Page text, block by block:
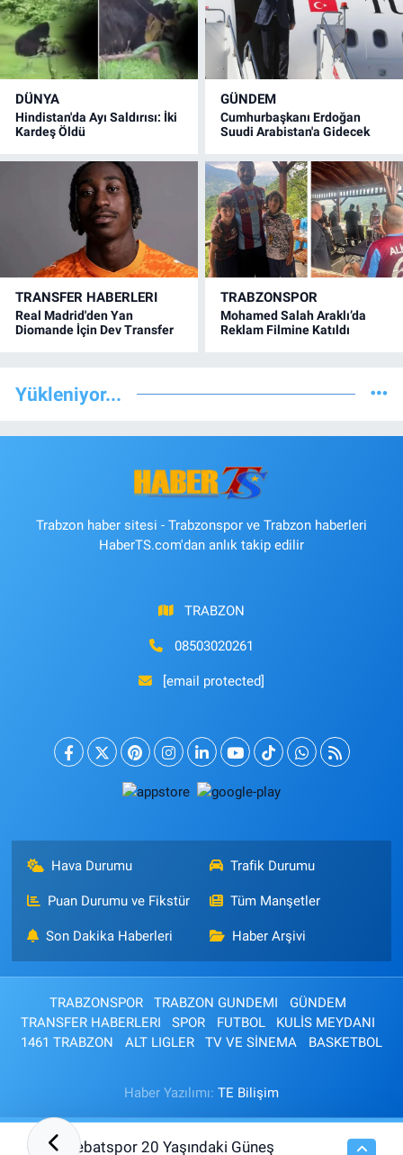
DÜNYA
Hindistan'da Ayı Saldırısı: İki
Kardeş Öldü
GÜNDEM
Cumhurbaşkanı Erdoğan
Suudi Arabistan'a Gidecek
TRANSFER HABERLERI
Real Madrid'den Yan
Diomande İçin Dev Transfer
TRABZONSPOR
Mohamed Salah Araklı’da
Reklam Filmine Katıldı
Yükleniyor...
Trabzon haber sitesi - Trabzonspor ve Trabzon haberleri
HaberTS.com'dan anlık takip edilir
TRABZON
08503020261
[email protected]
Hava Durumu Trafik Durumu
Puan Durumu ve Fikstür Tüm Manşetler
Son Dakika Haberleri Haber Arşivi
TRABZONSPOR TRABZON GUNDEMI
GÜNDEM
TRANSFER HABERLERI
SPOR FUTBOL
KULİS MEYDANI
1461 TRABZON
ALT LIGLER TV VE SİNEMA BASKETBOL
Haber Yazılımı: TE Bilişim
01:30 Sebatspor 20 Yaşındaki Güneş